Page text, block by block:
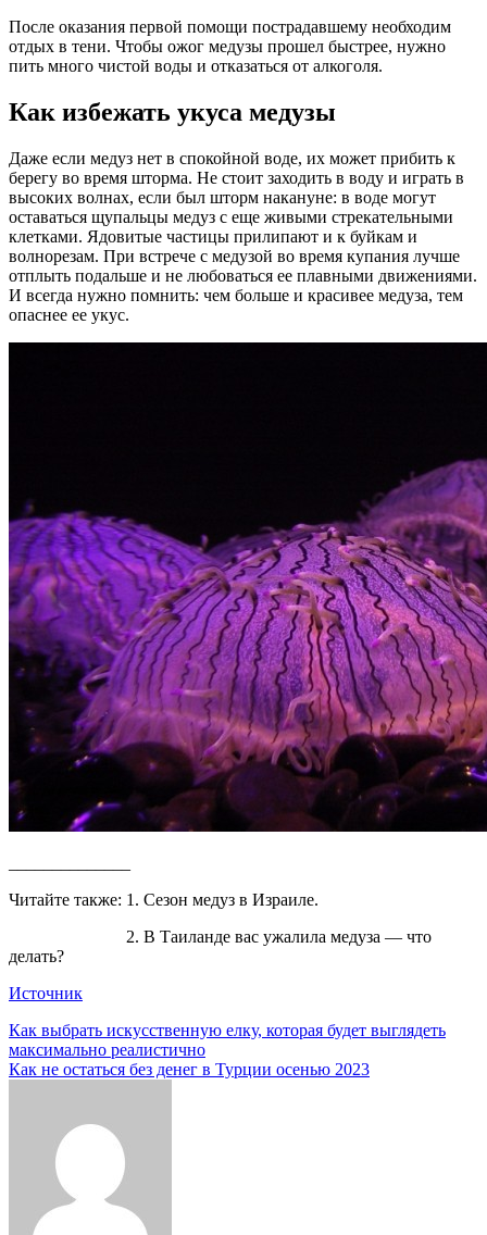
После оказания первой помощи пострадавшему необходим
отдых в тени. Чтобы ожог медузы прошел быстрее, нужно
пить много чистой воды и отказаться от алкоголя.
Как избежать укуса медузы
Даже если медуз нет в спокойной воде, их может прибить к
берегу во время шторма. Не стоит заходить в воду и играть в
высоких волнах, если был шторм накануне: в воде могут
оставаться щупальцы медуз с еще живыми стрекательными
клетками. Ядовитые частицы прилипают и к буйкам и
волнорезам. При встрече с медузой во время купания лучше
отплыть подальше и не любоваться ее плавными движениями.
И всегда нужно помнить: чем больше и красивее медуза, тем
опаснее ее укус.
Читайте также: 1. Сезон медуз в Израиле.
2. В Таиланде вас ужалила медуза — что
делать?
Источник
Навигация
по
Как выбрать искусственную елку, которая будет выглядеть
максимально реалистично
Как не остаться без денег в Турции осенью 2023